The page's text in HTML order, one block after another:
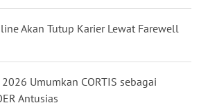
Akan Tutup Karier Lewat Farewell
Umumkan CORTIS sebagai
Antusias